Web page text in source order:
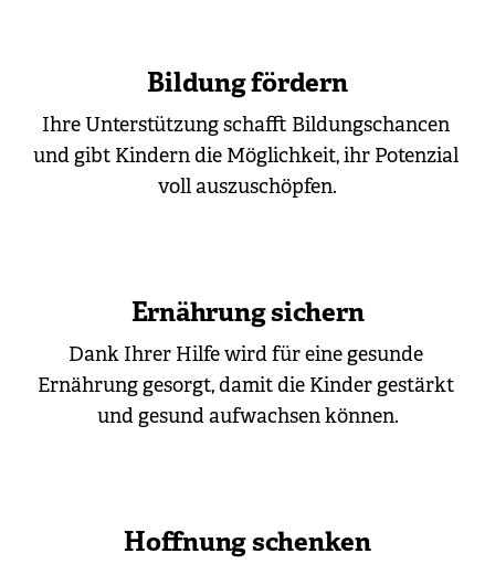
Bildung fördern
Ihre Unterstützung schafft Bildungschancen
und gibt Kindern die Möglichkeit, ihr Potenzial
voll auszuschöpfen.
Ernährung sichern
Dank Ihrer Hilfe wird für eine gesunde
Ernährung gesorgt, damit die Kinder gestärkt
und gesund aufwachsen können.
Hoffnung schenken